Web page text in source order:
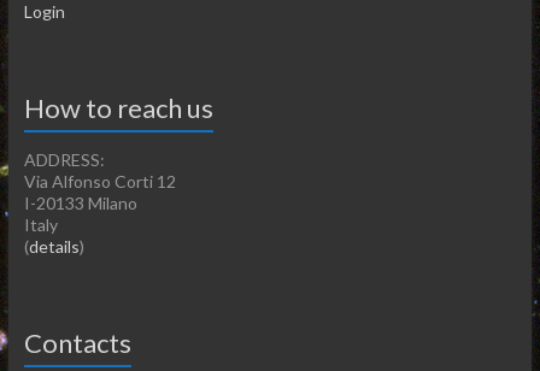
Login
How to reach us
ADDRESS:
Via Alfonso Corti 12
I-20133 Milano
Italy
(details)
Contacts